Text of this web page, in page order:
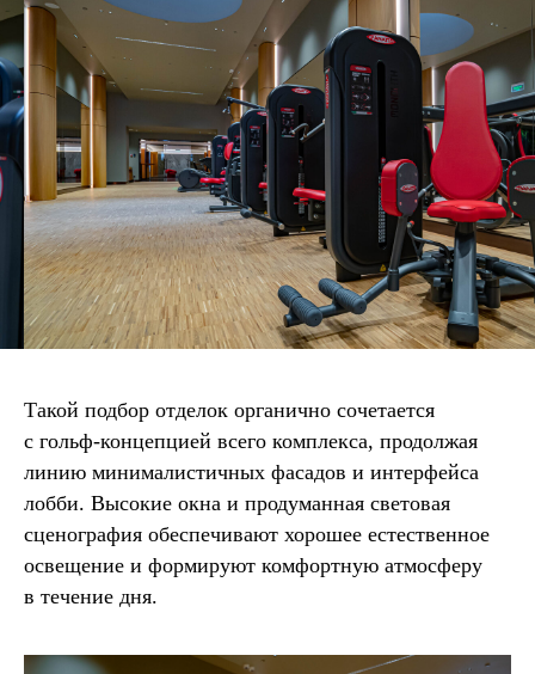
Такой подбор отделок органично сочетается
с гольф‑концепцией всего комплекса, продолжая
линию минималистичных фасадов и интерфейса
лобби. Высокие окна и продуманная световая
сценография обеспечивают хорошее естественное
освещение и формируют комфортную атмосферу
в течение дня.